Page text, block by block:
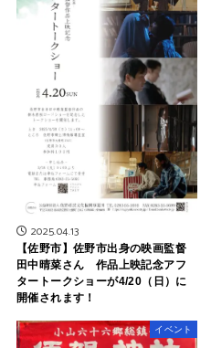
2025.04.13
【佐野市】佐野市出身の映画監督
田中晴菜さん 作品上映記念アフ
タートークショーが4/20（日）に
開催されます！
イベント